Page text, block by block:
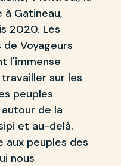
à Gatineau,
2020. Les
Voyageurs
l'immense
sur les
peuples
de la
et au-delà.
aux peuples des
nous